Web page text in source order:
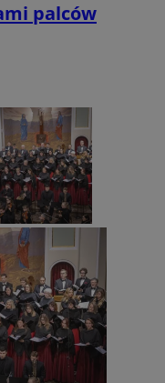
palców